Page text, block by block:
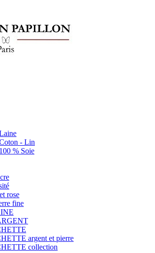
- Lin
% Soie
rose
fine
argent et pierre
collection